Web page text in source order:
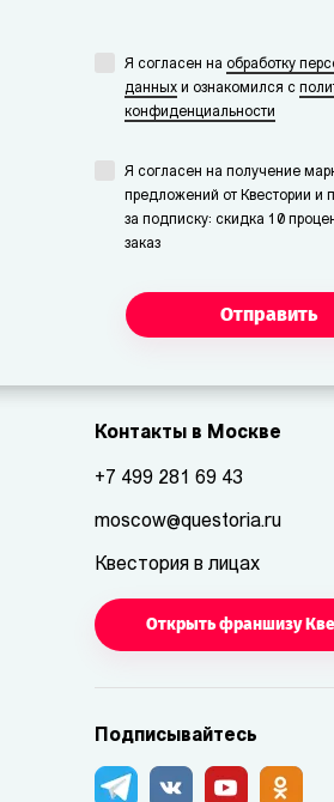
Я согласен на обработку
данных и ознакомился с
конфиденциальности
Я согласен на получение
предложений от Квестории и
за подписку: скидка 10
заказ
Отправить
Контакты в Москве
+7 499 281 69 43
moscow@questoria.ru
Квестория в лицах
Открыть франшизу
Подписывайтесь